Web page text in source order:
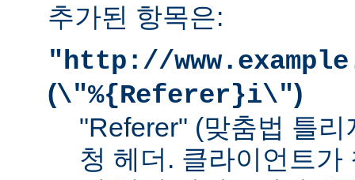
추가된 항목은:
"http://
(\"%{Referer}i\")
"Referer" (맞춤법 틀
청 헤더. 클라이언트가